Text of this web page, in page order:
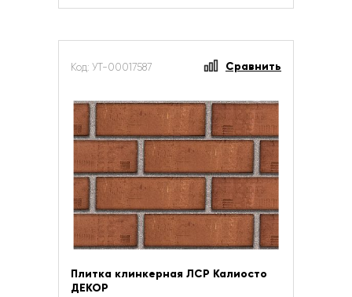
Код: УТ-00017587 Сравнить
Плитка клинкерная ЛСР Калиосто
ДЕКОР